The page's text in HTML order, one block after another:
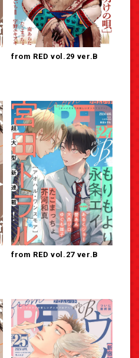
from RED vol.29 ver.B
from RED vol.27 ver.B